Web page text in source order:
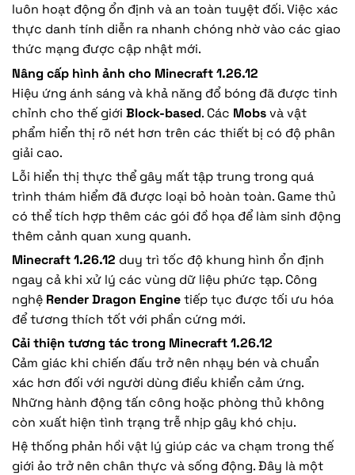
luôn hoạt động ổn định và an toàn tuyệt đối. Việc xác
thực danh tính diễn ra nhanh chóng nhờ vào các giao
thức mạng được cập nhật mới.
Nâng cấp hình ảnh cho Minecraft 1.26.12
Hiệu ứng ánh sáng và khả năng đổ bóng đã được tinh
chỉnh cho thế giới Block-based. Các Mobsvà vật
phẩm hiển thị rõ nét hơn trên các thiết bị có độ phân
giải cao.
Lỗi hiển thị thực thể gây mất tập trung trong quá
trình thám hiểm đã được loại bỏ hoàn toàn. Game thủ
có thể tích hợp thêm các gói đồ họa để làm sinh động
thêm cảnh quan xung quanh.
Minecraft 1.26.12 duy trì tốc độ khung hình ổn định
ngay cả khi xử lý các vùng dữ liệu phức tạp. Công
nghệ Render Dragon Enginetiếp tục được tối ưu hóa
để tương thích tốt với phần cứng mới.
Cải thiện tương tác trong Minecraft 1.26.12
Cảm giác khi chiến đấu trở nên nhạy bén và chuẩn
xác hơn đối với người dùng điều khiển cảm ứng.
Những hành động tấn công hoặc phòng thủ không
còn xuất hiện tình trạng trễ nhịp gây khó chịu.
Hệ thống phản hồi vật lý giúp các va chạm trong thế
giới ảo trở nên chân thực và sống động. Đây là một